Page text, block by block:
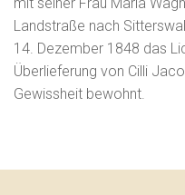
Landstraße nach
14. Dezember 1848 das
Überlieferung von Cilli
Gewissheit bewohnt.